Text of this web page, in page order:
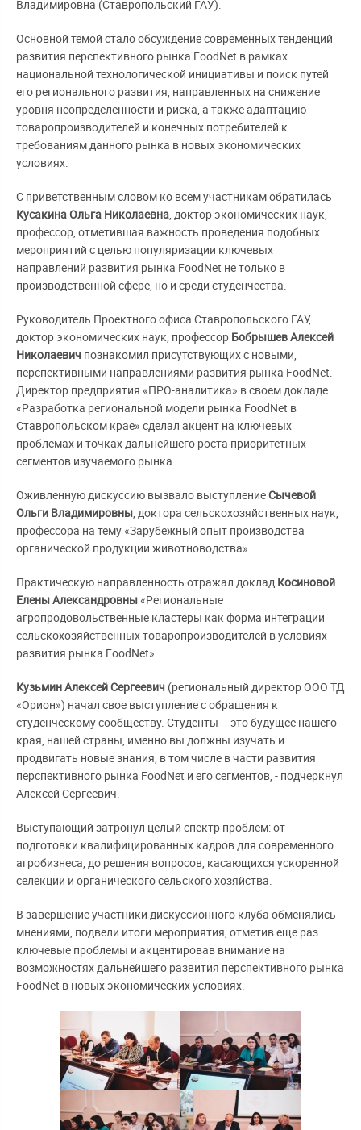
Владимировна (Ставропольский ГАУ).
Основной темой стало обсуждение современных тенденций
развития перспективного рынка FoodNet в рамках
национальной технологической инициативы и поиск путей
его регионального развития, направленных на снижение
уровня неопределенности и риска, а также адаптацию
товаропроизводителей и конечных потребителей к
требованиям данного рынка в новых экономических
условиях.
С приветственным словом ко всем участникам обратилась
Кусакина Ольга Николаевна , доктор экономических наук,
профессор, отметившая важность проведения подобных
мероприятий с целью популяризации ключевых
направлений развития рынка FoodNet не только в
производственной сфере, но и среди студенчества.
Руководитель Проектного офиса Ставропольского ГАУ,
доктор экономических наук, профессор Бобрышев Алексей
Николаевич познакомил присутствующих с новыми,
перспективными направлениями развития рынка FoodNet.
Директор предприятия «ПРО-аналитика» в своем докладе
«Разработка региональной модели рынка FoodNet в
Ставропольском крае» сделал акцент на ключевых
проблемах и точках дальнейшего роста приоритетных
сегментов изучаемого рынка.
Оживленную дискуссию вызвало выступлениеСычевой
Ольги Владимировны , доктора сельскохозяйственных наук,
профессора на тему «Зарубежный опыт производства
органической продукции животноводства».
Практическую направленность отражал доклад Косиновой
Елены Александровны«Региональные
агропродовольственные кластеры как форма интеграции
сельскохозяйственных товаропроизводителей в условиях
развития рынка FoodNet».
Кузьмин Алексей Сергеевич (региональный директор ООО ТД
«Орион») начал свое выступление с обращения к
студенческому сообществу. Студенты – это будущее нашего
края, нашей страны, именно вы должны изучать и
продвигать новые знания, в том числе в части развития
перспективного рынка FoodNet и его сегментов, - подчеркнул
Алексей Сергеевич.
Выступающий затронул целый спектр проблем: от
подготовки квалифицированных кадров для современного
агробизнеса, до решения вопросов, касающихся ускоренной
селекции и органического сельского хозяйства.
В завершение участники дискуссионного клуба обменялись
мнениями, подвели итоги мероприятия, отметив еще раз
ключевые проблемы и акцентировав внимание на
возможностях дальнейшего развития перспективного рынка
FoodNet в новых экономических условиях.